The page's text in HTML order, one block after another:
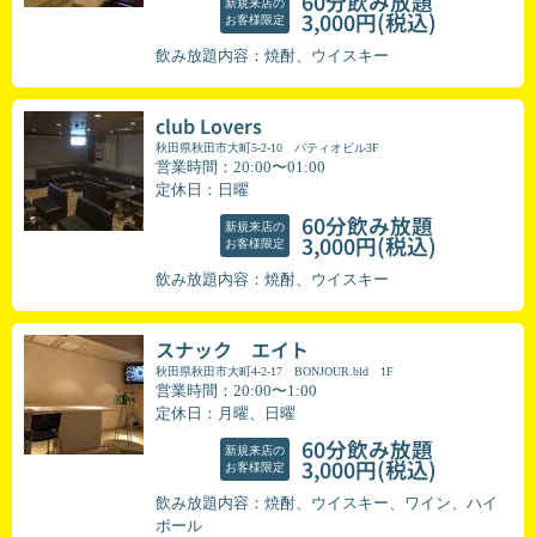
新規来店の
お客様限定
3,000円(税込)
飲み放題内容：焼酎、ウイスキー
club Lovers
秋田県秋田市大町5-2-10 パティオビル3F
営業時間：20:00〜01:00
定休日：日曜
新規来店の
お客様限定
60分飲み放題
3,000円(税込)
飲み放題内容：焼酎、ウイスキー
スナック エイト
秋田県秋田市大町4-2-17 BONJOUR.bld 1F
営業時間：20:00〜1:00
定休日：月曜、日曜
新規来店の
お客様限定
60分飲み放題
3,000円(税込)
飲み放題内容：焼酎、ウイスキー、ワイン、ハイ
ボール